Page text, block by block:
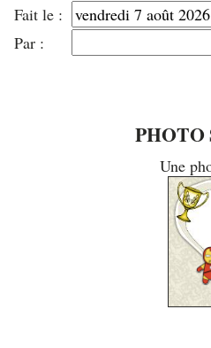
Fait le :
Par :
Une